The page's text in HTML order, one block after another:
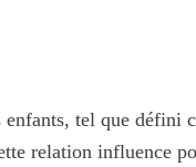
tel que défini
relation influence